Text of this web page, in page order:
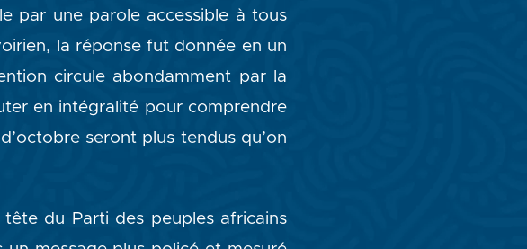
par une parole accessible à tous
la réponse fut donnée en un
circule abondamment par la
en intégralité pour comprendre
seront plus tendus qu’on
du Parti des peuples africains